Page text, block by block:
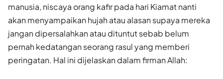
manusia, niscaya orang kafir pada hari Kiamat nanti
akan menyampaikan hujah atau alasan supaya mereka
jangan dipersalahkan atau dituntut sebab belum
pernah kedatangan seorang rasul yang memberi
peringatan. Hal ini dijelaskan dalam firman Allah: